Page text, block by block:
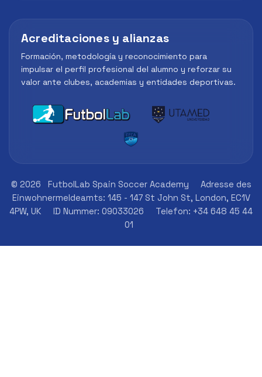
Acreditaciones y alianzas
Formación, metodología y reconocimiento para
impulsar el perfil profesional del alumno y reforzar su
valor ante clubes, academias y entidades deportivas.
© 2026 FutbolLab Spain Soccer Academy
Adresse des
Einwohnermeldeamts: 145 - 147 St John St, London, EC1V
4PW, UK
ID Nummer: 09033026
Telefon: +34 648 45 44
01